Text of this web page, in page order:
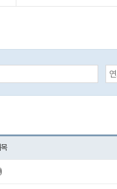
등록일자 검색 시작일 (입력예시:2017-01-01)